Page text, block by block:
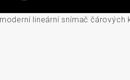
moderní lineární snímač